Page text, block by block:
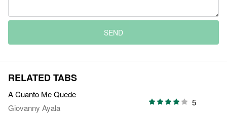
SEND
RELATED TABS
A Cuanto Me Quede
Giovanny Ayala
5